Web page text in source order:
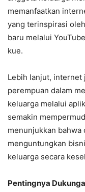
memanfaatkan
yang terinspirasi
baru melalui
kue.
Lebih lanjut, internet
perempuan dalam
keluarga melalui
semakin
menunjukkan
menguntungkan
keluarga secara
Pentingnya